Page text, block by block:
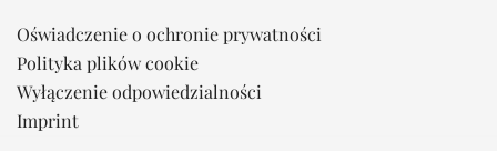
Oświadczenie o ochronie prywatności
Polityka plików cookie
Wyłączenie odpowiedzialności
Imprint